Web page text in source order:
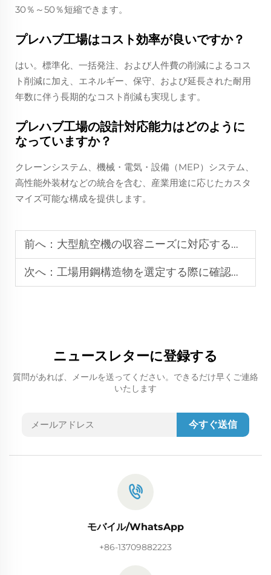
30％～50％短縮できます。
プレハブ工場はコスト効率が良いですか？
はい。標準化、一括発注、および人件費の削減によるコス
ト削減に加え、エネルギー、保守、および延長された耐用
年数に伴う長期的なコスト削減も実現します。
プレハブ工場の設計対応能力はどのように
なっていますか？
クレーンシステム、機械・電気・設備（MEP）システム、
高性能外装材などの統合を含む、産業用途に応じたカスタ
マイズ可能な構成を提供します。
前へ： 大型航空機の収容ニーズに対応する鋼構造物製ハンガーの設計方法
次へ： 工場用鋼構造物を選定する際に確認すべきポイントは？
ニュースレターに登録する
質問があれば、メールを送ってください。できるだけ早くご連絡
いたします
今すぐ送信
モバイル/WhatsApp
+86-13709882223